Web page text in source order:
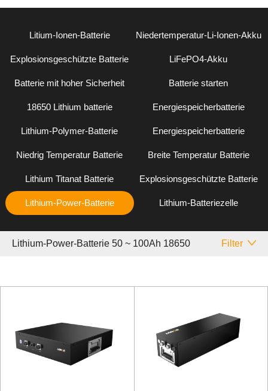
Litium-Ionen-Batterie Niedertemperatur-Li-Ionen-Akku
Explosionsgeschützte Batterie LiFePO4-Akku
Batterie mit hoher Sicherheit Batterie starten
18650 Lithium batterie Energiespeicherbatterie
Lithium-Polymer-Batterie Energiespeicherbatterie
Niedrig Temperatur Batterie Breite Temperatur Batterie
Lithium Titanat Batterie Explosionsgeschützte Batterie
Lithium-Power-Batterie Lithium-Batteriezelle
Lithium-Power-Batterie 50 ~ 100Ah 18650 Filter